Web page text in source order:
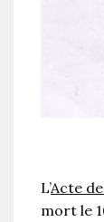
L’Acte
mort le